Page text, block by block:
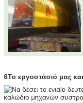
6Το εργοστάσιό μας